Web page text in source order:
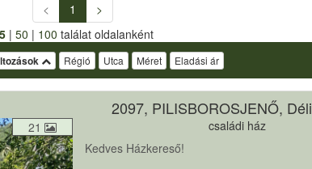
< 1
>
| 50 | 100 találat oldalanként
Régió Utca Méret Eladási ár
21
2097, PILISBOROSJENŐ,
családi ház
Kedves Házkereső!